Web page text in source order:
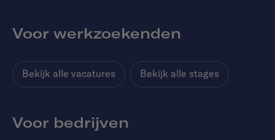
Voor werkzoekenden
Bekijk alle vacatures Bekijk alle stages
Voor bedrijven